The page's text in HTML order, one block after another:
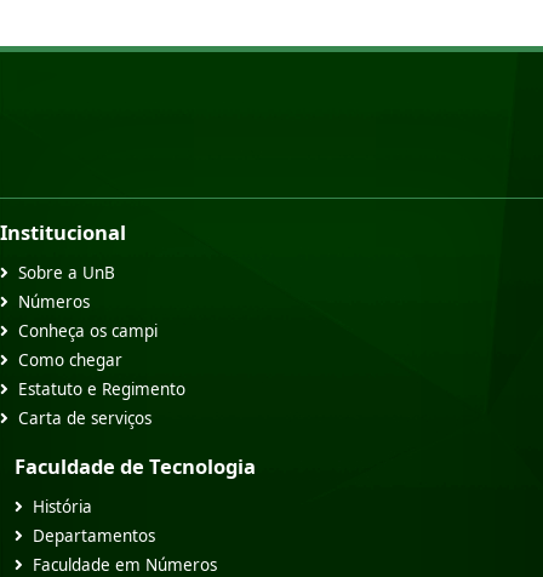
Institucional
Sobre a UnB
Números
Conheça os campi
Como chegar
Estatuto e Regimento
Carta de serviços
Faculdade de Tecnologia
História
Departamentos
Faculdade em Números